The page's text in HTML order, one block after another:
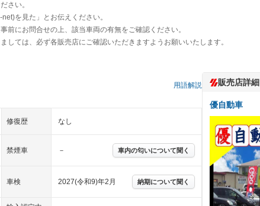
さい。
を見た」とお伝えください。
前にお問合せの上、該当車両の有無をご確認ください。
しては、必ず各販売店にご確認いただきますようお願いいたします。
用語解説
修復歴 なし
禁煙車 － 車内の匂いについて聞く
車検 2027(令和9)年2月 納期について聞く
販売店詳細
優自動車